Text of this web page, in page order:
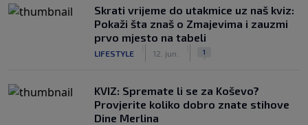
Skrati vrijeme do utakmice uz naš kviz:
Pokaži šta znaš o Zmajevima i zauzmi
prvo mjesto na tabeli
LIFESTYLE 12. jun. 1
KVIZ: Spremate li se za Koševo?
Provjerite koliko dobro znate stihove
Dine Merlina